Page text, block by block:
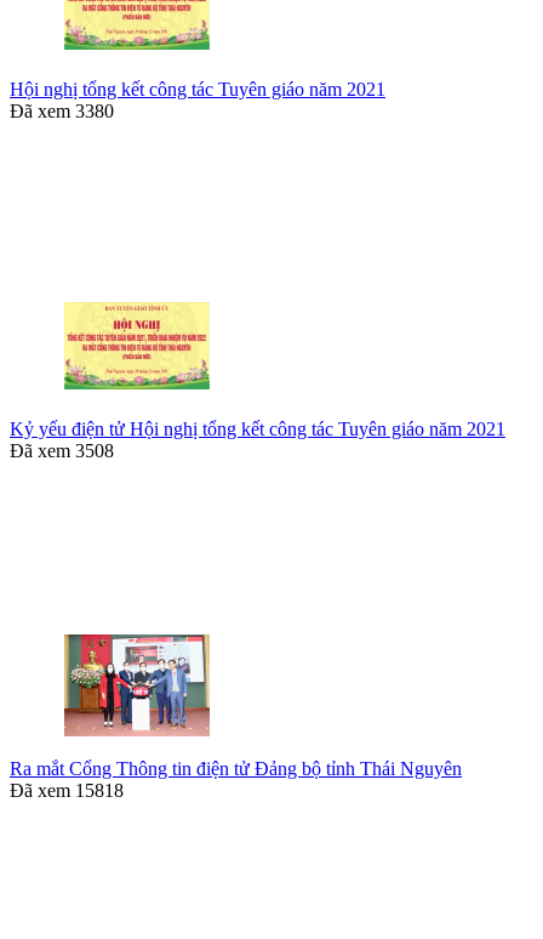
Hội nghị tổng kết công tác Tuyên giáo năm 2021
Đã xem 3380
Kỷ yếu điện tử Hội nghị tổng kết công tác Tuyên giáo năm 2021
Đã xem 3508
Ra mắt Cổng Thông tin điện tử Đảng bộ tỉnh Thái Nguyên
Đã xem 15818